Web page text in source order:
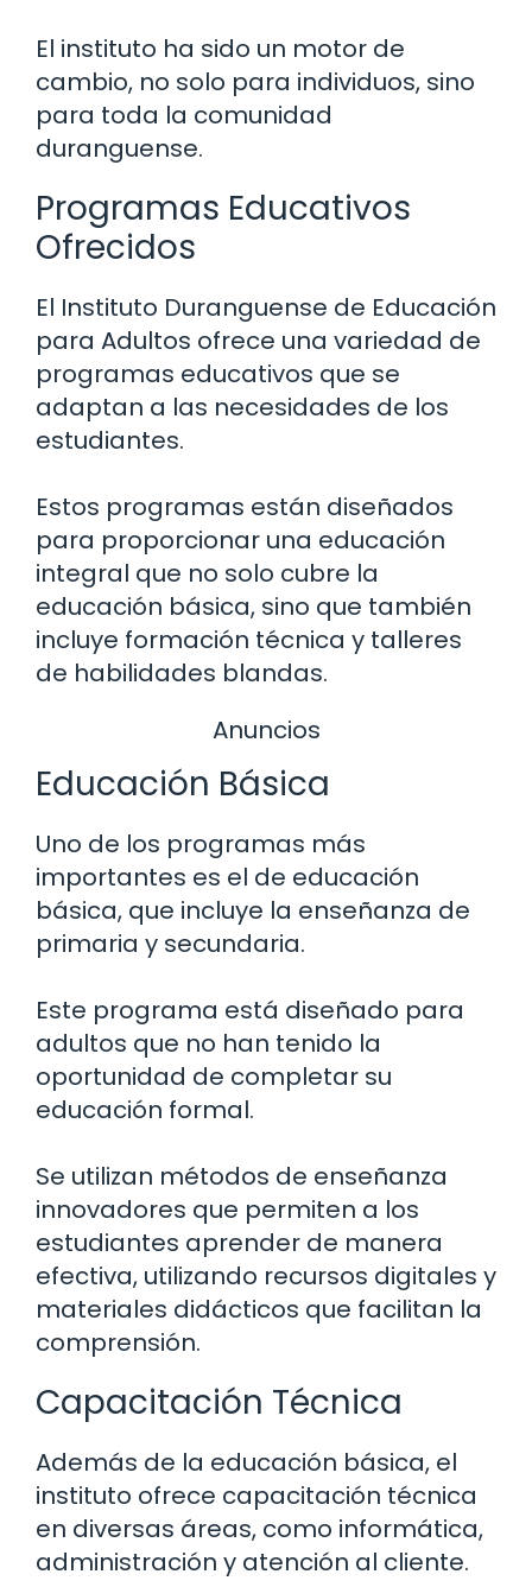
El instituto ha sido un motor de
cambio, no solo para individuos, sino
para toda la comunidad
duranguense.
Programas Educativos
Ofrecidos
El Instituto Duranguense de Educación
para Adultos ofrece una variedad de
programas educativos que se
adaptan a las necesidades de los
estudiantes.
Estos programas están diseñados
para proporcionar una educación
integral que no solo cubre la
educación básica, sino que también
incluye formación técnica y talleres
de habilidades blandas.
Anuncios
Educación Básica
Uno de los programas más
importantes es el de educación
básica, que incluye la enseñanza de
primaria y secundaria.
Este programa está diseñado para
adultos que no han tenido la
oportunidad de completar su
educación formal.
Se utilizan métodos de enseñanza
innovadores que permiten a los
estudiantes aprender de manera
efectiva, utilizando recursos digitales y
materiales didácticos que facilitan la
comprensión.
Capacitación Técnica
Además de la educación básica, el
instituto ofrece capacitación técnica
en diversas áreas, como informática,
administración y atención al cliente.